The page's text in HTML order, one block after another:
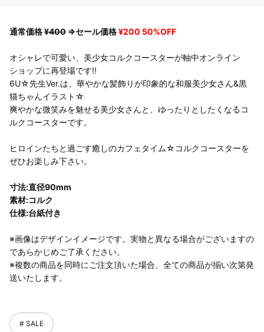
通常価格¥400 ⇒セール価格¥200 50%OFF
オシャレで可愛い、美少女コルクコースターが軸中オンライン
ショップに再登場です!!
6U☆先生Ver.は、華やかな髪飾りが印象的な和服美少女さん&黒
猫ちゃんイラスト☆
爽やかな微笑みを魅せる美少女さんと、ゆったりとしたくなるコ
ルクコースターです。
ヒロインたちと過ごす癒しのカフェタイム☆コルクコースターを
ぜひお楽しみ下さい。
寸法:直径90mm
素材:コルク
仕様:台紙付き
※画像はデザインイメージです。実物と異なる場合がございますの
であらかじめご了承ください。
※複数の商品を同時にご注文頂いた場合、全ての商品が揃い次第発
送いたします。
SALE